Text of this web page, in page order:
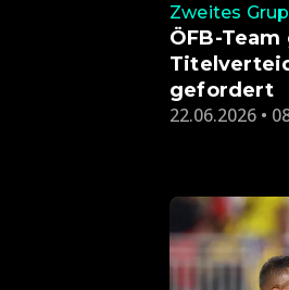
Zweites
ÖFB-
gefordert
22.06.2026 •